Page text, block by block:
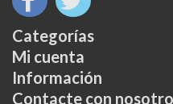
Categorías
Mi cuenta
Información
Contacte con